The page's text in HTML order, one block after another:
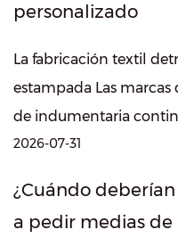
personalizado
La fabricación textil
estampada Las marcas de moda y los distribuidores
de indumentaria
calcetería diferenciados
2026-07-31
¿Cuándo
a pedir medias